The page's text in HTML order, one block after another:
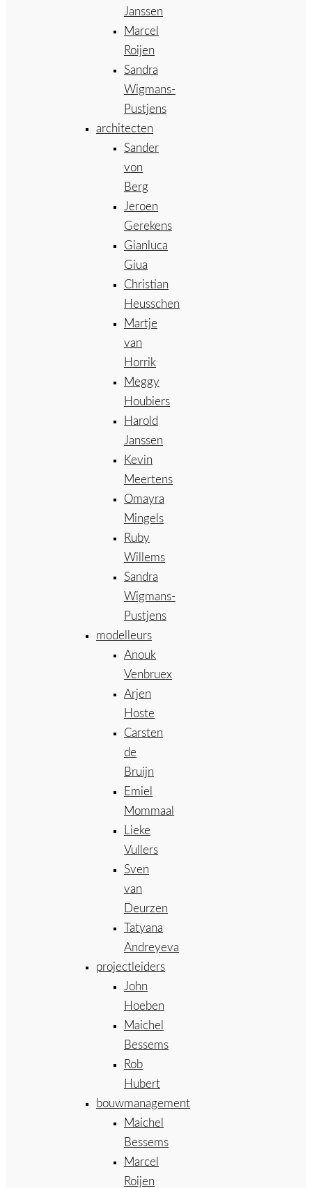
Janssen
Marcel
Roijen
Sandra
Wigmans-
Pustjens
architecten
Sander
von
Berg
Jeroen
Gerekens
Gianluca
Giua
Christian
Heusschen
Martje
van
Horrik
Meggy
Houbiers
Harold
Janssen
Kevin
Meertens
Omayra
Mingels
Ruby
Willems
Sandra
Wigmans-
Pustjens
modelleurs
Anouk
Venbruex
Arjen
Hoste
Carsten
de
Bruijn
Emiel
Mommaal
Lieke
Vullers
Sven
van
Deurzen
Tatyana
Andreyeva
projectleiders
John
Hoeben
Maichel
Bessems
Rob
Hubert
bouwmanagement
Maichel
Bessems
Marcel
Roijen